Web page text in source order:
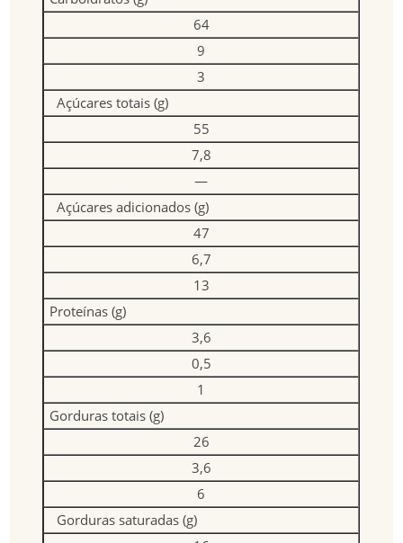
64
9
3
Açúcares totais (g)
55
7,8
—
Açúcares adicionados (g)
47
6,7
13
Proteínas (g)
3,6
0,5
1
Gorduras totais (g)
26
3,6
6
Gorduras saturadas (g)